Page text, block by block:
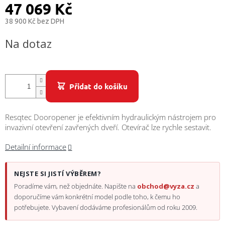
47 069 Kč
38 900 Kč bez DPH
cena:
Na dotaz
Přidat do košíku
Resqtec Dooropener je efektivním hydraulickým nástrojem pro
invazivní otevření zavřených dveří. Otevírač lze rychle sestavit.
Detailní informace
NEJSTE SI JISTÍ VÝBĚREM?
Poradíme vám, než objednáte. Napište na obchod@vyza.cz a
doporučíme vám konkrétní model podle toho, k čemu ho
potřebujete. Vybavení dodáváme profesionálům od roku 2009.